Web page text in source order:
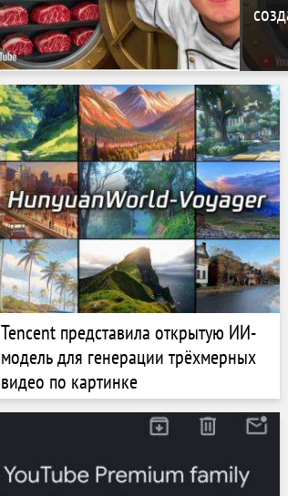
Tencent представила открытую ИИ-
модель для генерации трёхмерных
видео по картинке